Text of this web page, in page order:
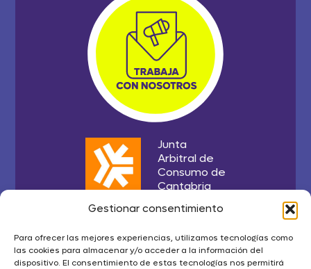
Gestionar consentimiento
Para ofrecer las mejores experiencias, utilizamos tecnologías como
las cookies para almacenar y/o acceder a la información del
dispositivo. El consentimiento de estas tecnologías nos permitirá
¿Conectamos?
Junta
Arbitral de
Consumo de
Cantabria